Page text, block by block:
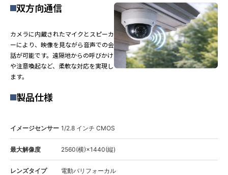
双方向通信
カメラに内蔵されたマイクとスピーカ
ーにより、映像を見ながら音声での会
話が可能です。遠隔地からの呼びかけ
や注意喚起など、柔軟な対応を実現し
ます。
製品仕様
イメージセンサー 1/2.8 インチ CMOS
最大解像度 2560(横)×1440(縦)
レンズタイプ 電動バリフォーカル